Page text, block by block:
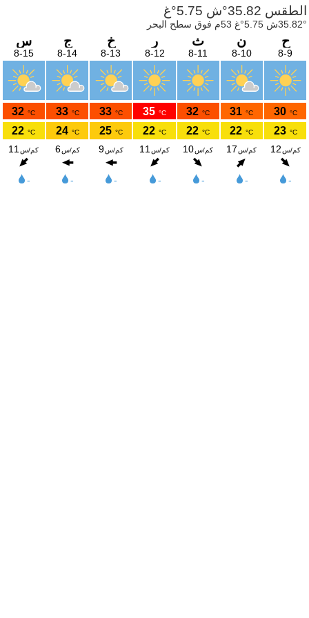
الطقس 35.82°ش 5.75°غ
35.82°ش 5.75°غ 53م فوق سطح البحر
ح
8-9
30 °C
23 °C
12 كم/س
-
ن
8-10
31 °C
22 °C
17 كم/س
-
ث
8-11
32 °C
22 °C
10كم/س
-
ر
8-12
35 °C
22 °C
11 كم/س
-
خ
8-13
33 °C
25 °C
9كم/س
-
ج
8-14
33 °C
24 °C
6 كم/س
-
س
8-15
32 °C
22 °C
11 كم/س
-